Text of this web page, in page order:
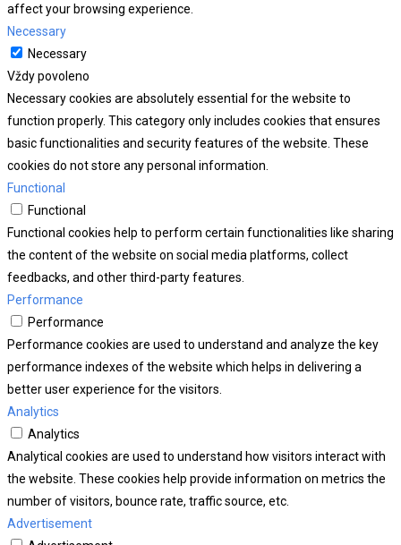
affect your browsing experience.
Necessary
Necessary
Vždy povoleno
Necessary cookies are absolutely essential for the website to
function properly. This category only includes cookies that ensures
basic functionalities and security features of the website. These
cookies do not store any personal information.
Functional
Functional
Functional cookies help to perform certain functionalities like sharing
the content of the website on social media platforms, collect
feedbacks, and other third-party features.
Performance
Performance
Performance cookies are used to understand and analyze the key
performance indexes of the website which helps in delivering a
better user experience for the visitors.
Analytics
Analytics
Analytical cookies are used to understand how visitors interact with
the website. These cookies help provide information on metrics the
number of visitors, bounce rate, traffic source, etc.
Advertisement